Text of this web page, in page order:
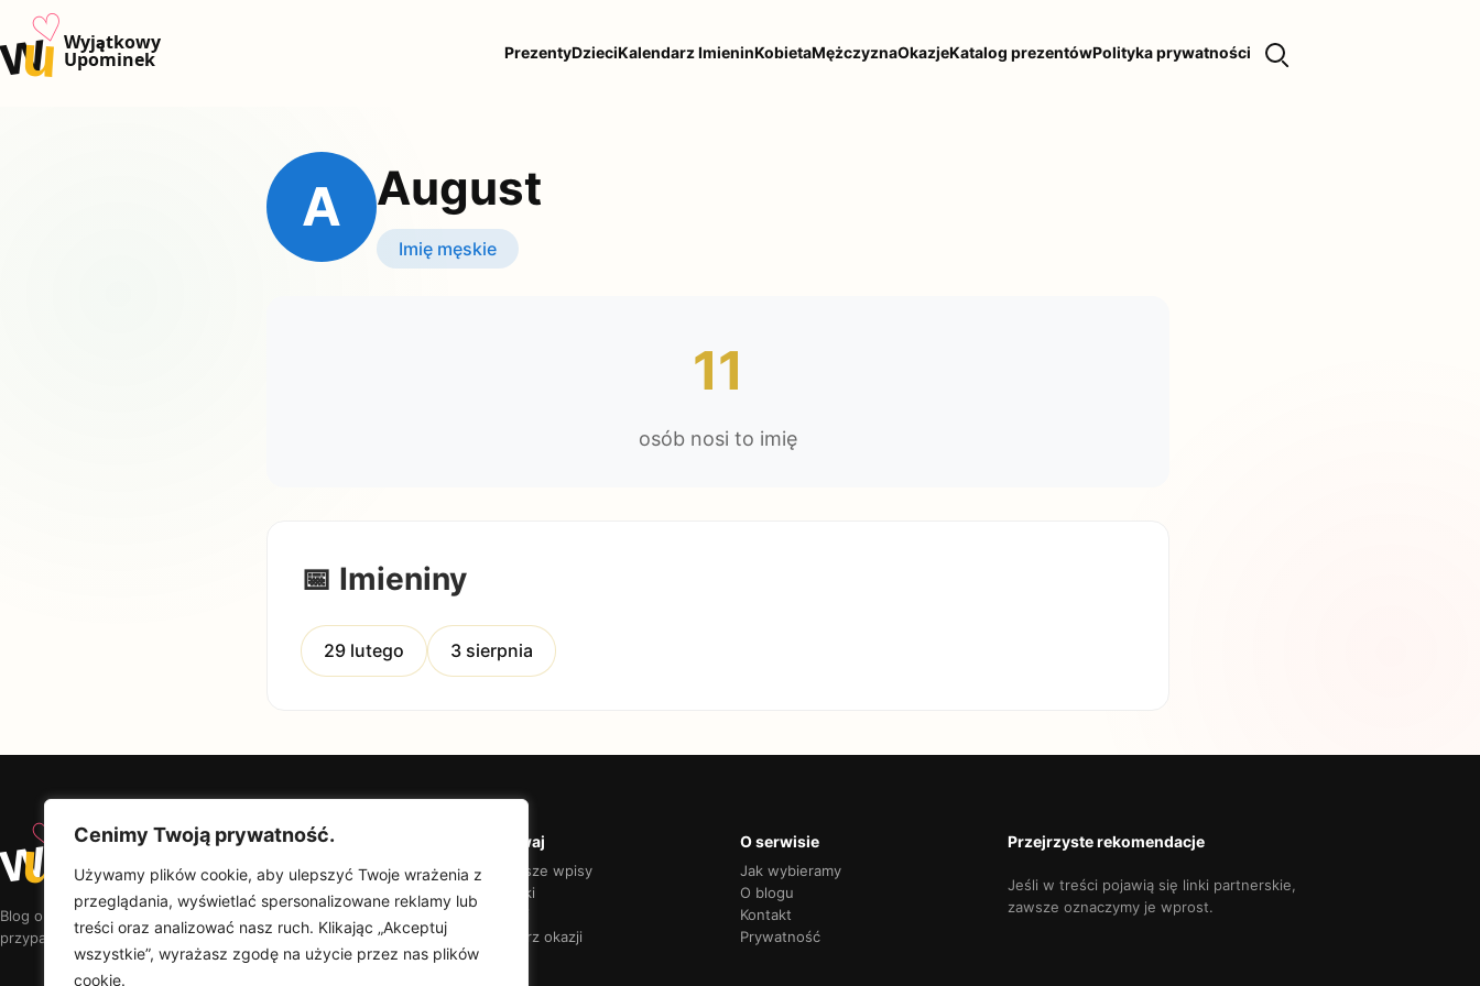
Cenimy Twoją prywatność.
Używamy plików cookie, aby ulepszyć Twoje wrażenia z
przeglądania, wyświetlać spersonalizowane reklamy lub
treści oraz analizować nasz ruch. Klikając „Akceptuj
wszystkie”, wyrażasz zgodę na użycie przez nas plików
cookie.
u♡Wyjątkowy
Upominek PrezentyDzieciKalendarz ImieninKobietaMężczyznaOkazjeKatalog prezentówPolityka prywatności
A August
Imię męskie
11
osób nosi to imię
📅 Imieniny
29 lutego 3 sierpnia
u
♡ Wyjątkowy
Upominek
Blog o prezentach, w których liczy się myśl — nie
przypadkowy produkt.
Odkrywaj
Najnowsze wpisy
Poradniki
Kalendarz okazji
O serwisie
Jak wybieramy
O blogu
Kontakt
Prywatność
Przejrzyste rekomendacje
Jeśli w treści pojawią się linki partnerskie,
zawsze oznaczymy je wprost.